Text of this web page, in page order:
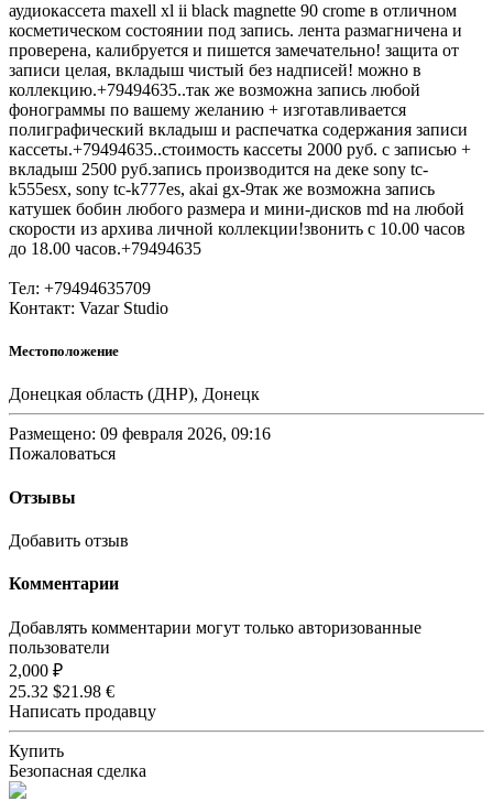
аудиокассета maxell xl ii black magnette 90 crome в отличном
косметическом состоянии под запись. лента размагничена и
проверена, калибруется и пишется замечательно! защита от
записи целая, вкладыш чистый без надписей! можно в
коллекцию.+79494635..так же возможна запись любой
фонограммы по вашему желанию + изготавливается
полиграфический вкладыш и распечатка содержания записи
кассеты.+79494635..стоимость кассеты 2000 руб. с записью +
вкладыш 2500 руб.запись производится на деке sony tc-
k555esx, sony tc-k777es, akai gx-9так же возможна запись
катушек бобин любого размера и мини-дисков md на любой
скорости из архива личной коллекции!звонить с 10.00 часов
до 18.00 часов.+79494635
Тел: +79494635709
Контакт: Vazar Studio
Местоположение
Донецкая область (ДНР), Донецк
Размещено: 09 февраля 2026, 09:16
Пожаловаться
Отзывы
Добавить отзыв
Комментарии
Добавлять комментарии могут только авторизованные
пользователи
2,000 ₽
25.32 $21.98 €
Написать продавцу
Купить
Безопасная сделка